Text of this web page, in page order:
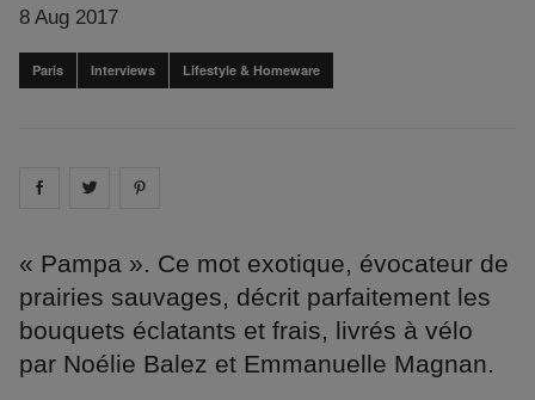
8 Aug 2017
Paris Interviews Lifestyle & Homeware
Share on facebook
Share on
« Pampa ». Ce mot exotique, évocateur de
prairies sauvages, décrit parfaitement les
bouquets éclatants et frais, livrés à vélo
par Noélie Balez et Emmanuelle Magnan.